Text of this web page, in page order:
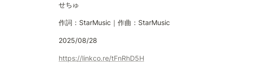
せちゅ
作詞：StarMusic｜作曲：StarMusic
2025/08/28
https://linkco.re/tFnRhD5H